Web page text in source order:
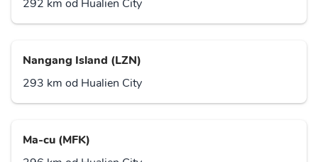
292 km od Hualien City
Nangang Island (LZN)
293 km od Hualien City
Ma-cu (MFK)